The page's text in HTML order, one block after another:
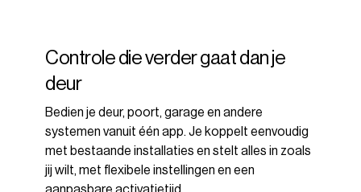
Controle die verder gaat dan je
deur
Bedien je deur, poort, garage en andere
systemen vanuit één app. Je koppelt eenvoudig
met bestaande installaties en stelt alles in zoals
jij wilt, met flexibele instellingen en een